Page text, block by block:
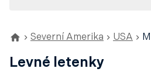
Severní Amerika USA
Levné letenky